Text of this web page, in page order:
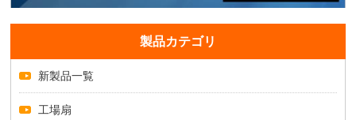
製品カテゴリ
新製品一覧
工場扇